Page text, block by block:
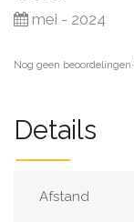
mei - 2024
Nog geen beoordelingen·
Details
Afstand